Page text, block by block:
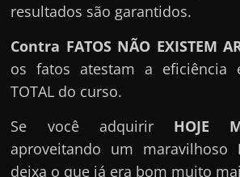
resultados são garantidos.
Contra FATOS NÃO EXISTEM
os fatos atestam a eficiência
TOTAL do curso.
Se você adquirir HOJE
aproveitando um maravilhoso
deixa o que já era bom muito